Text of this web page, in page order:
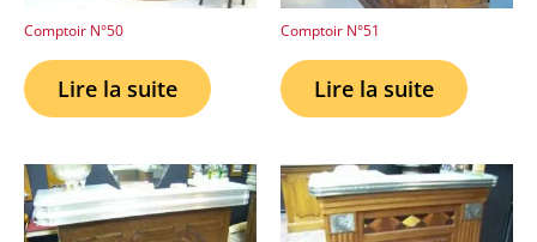
Comptoir N°50
Lire la suite
Comptoir N°51
Lire la suite